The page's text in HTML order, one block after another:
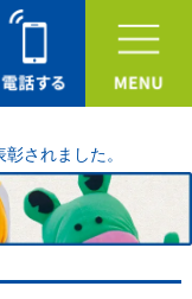
されました。